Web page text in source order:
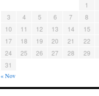
1
3
4 5 6 7 8
10
11 12 13 14 15
17
18 19 20 21 22
24
25 26 27 28 29
31
« Nov